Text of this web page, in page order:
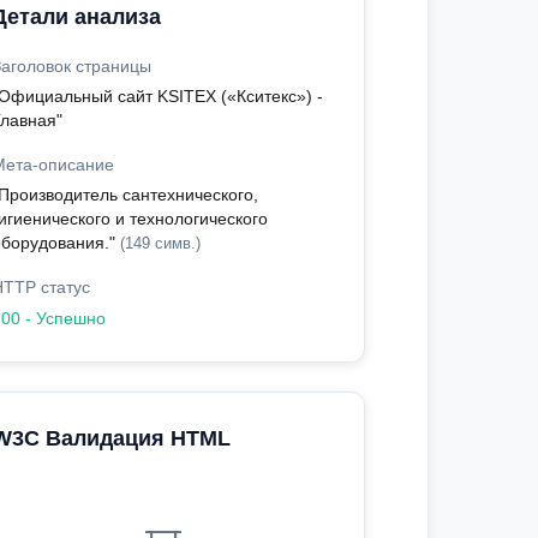
анализа
страницы
сайт KSITEX («Кситекс») -
описание
сантехнического,
и технологического
(149 симв.)
статус
- Успешно
Валидация HTML